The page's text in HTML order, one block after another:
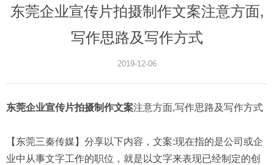
东莞企业宣传片拍摄制作文案注意方面,
写作思路及写作方式
2019-12-06
东莞企业宣传片拍摄制作文案注意方面,写作思路及写作方式
【东莞三秦传媒】分享以下内容，文案:现在指的是公司或企
业中从事文字工作的职位，就是以文字来表现已经制定的创